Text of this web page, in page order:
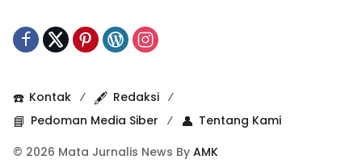
☎️ Kontak 🖋️ Redaksi
📘 Pedoman Media Siber 👤 Tentang Kami
© 2026 Mata Jurnalis News By AMK